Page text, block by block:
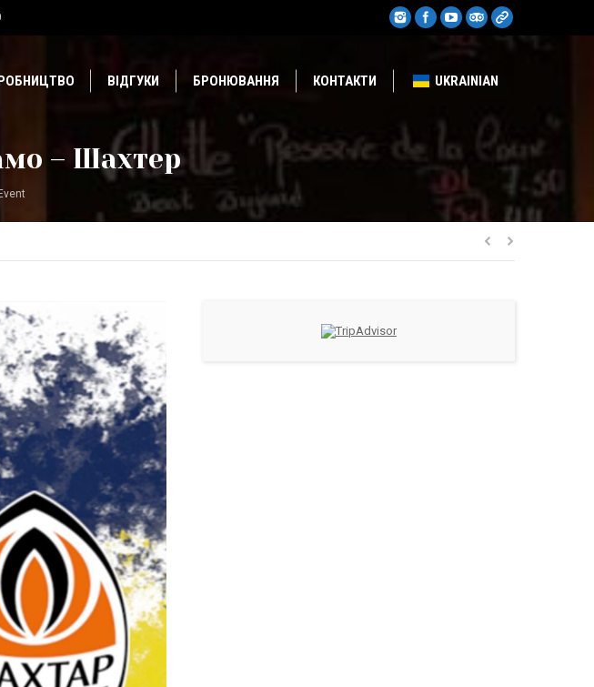
ВІДГУКИ БРОНЮВАННЯ КОНТАКТИ UKRAINIAN
– Шахтер